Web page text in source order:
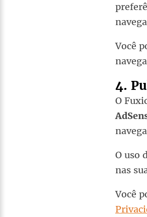
Você
4.
O
O uso
nas
Você